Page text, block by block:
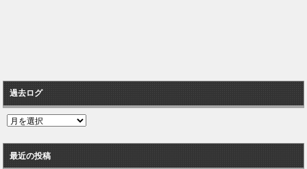
過去ログ
過
ロ
グ
最近の投稿